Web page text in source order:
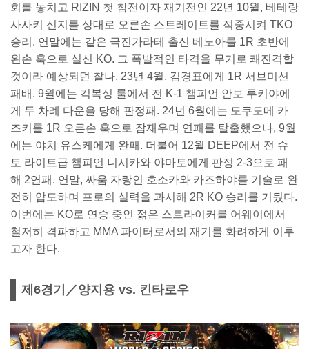
회를 놓치고 RIZIN 첫 참전이자 재기전인 22년 10월, 베테랑
사사키 신지를 상대로 오른손 스트레이트를 적중시켜 TKO
승리. 연말에는 같은 극진가라테 출신 베노아를 1R 초반에
왼손 훅으로 실신 KO. 그 폭발적인 타격을 무기로 쾌진격할
것이라 예상되던 찰나, 23년 4월, 김경표에게 1R 서브미션
패배. 9월에는 킥복싱 룰에서 전 K-1 챔피언 안보 루키야에
게 두 차례 다운을 당해 판정패. 24년 6월에는 도쿠도메 카
즈키를 1R 오른손 훅으로 잠재우며 연패를 탈출했으나, 9월
에는 야치 유스케에게 완패. 더불어 12월 DEEP에서 전 슈
토 라이트급 챔피언 니시카와 야마토에게 판정 2-3으로 패
해 2연패. 연말, 싸움 자랑인 호소카와 카즈하야를 기술로 완
전히 압도하며 프로의 실력을 과시해 2R KO 승리를 거뒀다.
이번에는 KO로 연승 중인 젊은 스트라이커를 어웨이에서
철저히 격파하고 MMA 파이터로서의 재기를 화려하게 이루
고자 한다.
제6경기／양지용 vs. 킨타로우